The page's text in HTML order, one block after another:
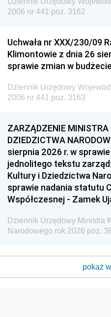
2006 nr 441 poz. 3162
Uchwała nr XXX/230/09
Klimontowie z dnia 26
sprawie zmian w
Dziennik Urzędowy
2006 nr 441 poz. 3163
ZARZĄDZENIE MINISTRA
DZIEDZICTWA
sierpnia 2026 r. w
jednolitego tekstu
Kultury i Dziedzictwa
sprawie nadania statutu
Współczesnej - Zamek
Dziennik Urzędowy Ministra
Narodowego rok 2026 poz.
pokaż